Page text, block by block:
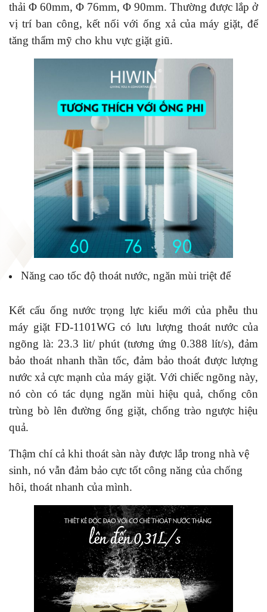
thải Φ 60mm, Φ 76mm, Φ 90mm. Thường được lắp ở
vị trí ban công, kết nối với ống xả của máy giặt, để
tăng thẩm mỹ cho khu vực giặt giũ.
Năng cao tốc độ thoát nước, ngăn mùi triệt để
Kết cấu ống nước trọng lực kiểu mới của phễu thu
máy giặt FD-1101WG có lưu lượng thoát nước của
ngõng là: 23.3 lit/ phút (tương ứng 0.388 lít/s), đảm
bảo thoát nhanh thần tốc, đảm bảo thoát được lượng
nước xả cực mạnh của máy giặt. Với chiếc ngõng này,
nó còn có tác dụng ngăn mùi hiệu quả, chống côn
trùng bò lên đường ống giặt, chống trào ngược hiệu
quả.
Thậm chí cả khi thoát sàn này được lắp trong nhà vệ
sinh, nó vẫn đảm bảo cực tốt công năng của chống
hôi, thoát nhanh của mình.